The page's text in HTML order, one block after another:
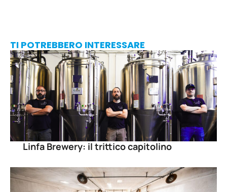
TI POTREBBERO INTERESSARE
Linfa Brewery: il trittico capitolino